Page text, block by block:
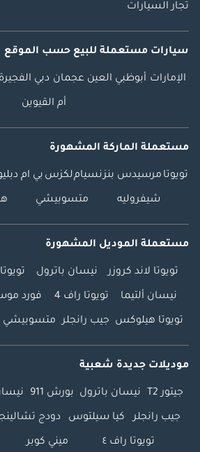
تجار السيارات
سيارات مستعملة للبيع حسب الموقع
الإمارات أبوظبي العين عجمان دبي الفجيرة
أم القيوين
مستعملة الماركة المشهورة
تويوتا مرسيدس بنزنسياملكزس بي ام
شيفروليه متسوبيشي
مستعملة الموديل المشهورة
تويوتا لاند كروزر نيسان باترول
نيسان ألتيما تويوتا راف 4 فورد
تويوتا هيلوكس جيب رانجلر متسوبيشي
موديلات جديدة شعبية
جيتور T2 نيسان باترول بورش 911
جيب رانجلر كيا سيلتوس دودج
تويوتا راف ٤ ميني كوبر